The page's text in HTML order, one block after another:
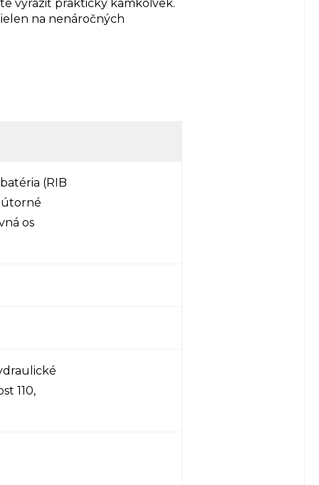
vyraziť prakticky kamkoľvek.
na nenáročných
(RIB
os
110,